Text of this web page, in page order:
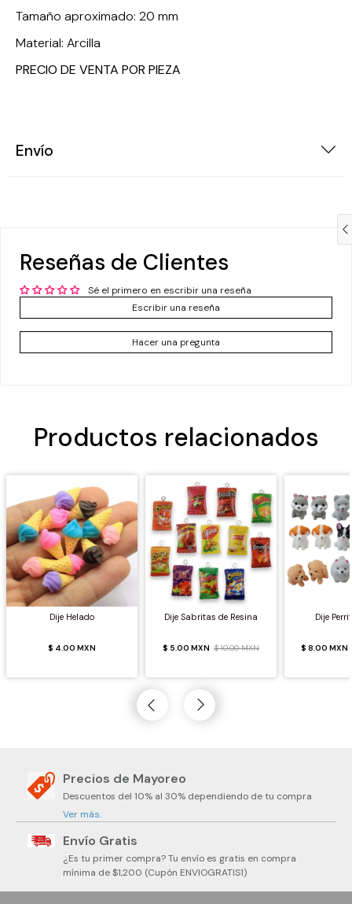
Tamaño aproximado: 20 mm
Material: Arcilla
PRECIO DE VENTA POR PIEZA
Envío
Reseñas de Clientes
Sé el primero en escribir una reseña
Escribir una reseña
Hacer una pregunta
Productos relacionados
Dije Helado
$ 4.00 MXN
Dije Sabritas de Resina
$ 5.00 MXN $ 10.00 MXN
Dije
$ 8.00 MXN
Precios de Mayoreo
Descuentos del 10% al 30% dependiendo de tu compra
Ver más.
Envío Gratis
¿Es tu primer compra? Tu envío es gratis en compra
mínima de $1,200 (Cupón ENVIOGRATIS1)
Agrega tu producto al carrito y
con Meses sin Tarjeta.
En tu cuenta de Mercado Pago,
cantidad de mesesy confirma.
Paga mes a mescon saldo disponible,
débito u otros medios.